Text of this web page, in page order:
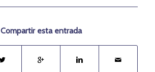
Compartir esta entrada